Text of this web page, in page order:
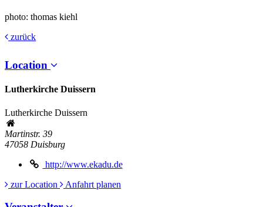
photo: thomas kiehl
zurück
Location
Lutherkirche Duissern
Lutherkirche Duissern
Martinstr. 39
47058 Duisburg
http://www.ekadu.de
zur Location
Anfahrt planen